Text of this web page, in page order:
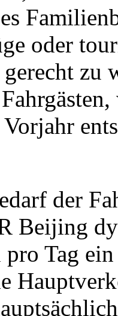
oder
zu
Vorjahr
der
Beijing
Tag